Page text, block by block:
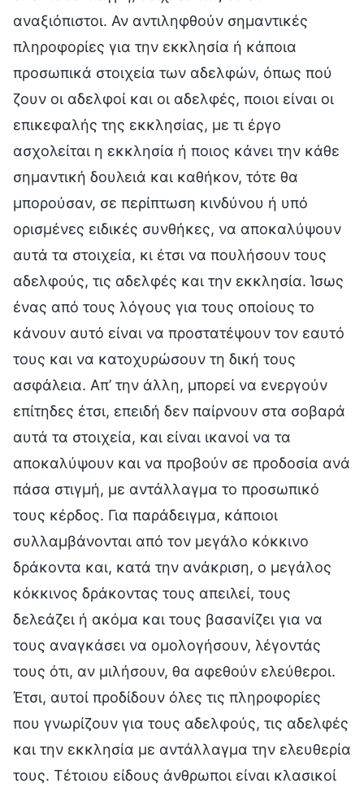
αναξιόπιστοι. Αν αντιληφθούν σημαντικές
πληροφορίες για την εκκλησία ή κάποια
προσωπικά στοιχεία των αδελφών, όπως πού
ζουν οι αδελφοί και οι αδελφές, ποιοι είναι οι
επικεφαλής της εκκλησίας, με τι έργο
ασχολείται η εκκλησία ή ποιος κάνει την κάθε
σημαντική δουλειά και καθήκον, τότε θα
μπορούσαν, σε περίπτωση κινδύνου ή υπό
ορισμένες ειδικές συνθήκες, να αποκαλύψουν
αυτά τα στοιχεία, κι έτσι να πουλήσουν τους
αδελφούς, τις αδελφές και την εκκλησία. Ίσως
ένας από τους λόγους για τους οποίους το
κάνουν αυτό είναι να προστατέψουν τον εαυτό
τους και να κατοχυρώσουν τη δική τους
ασφάλεια. Απ’ την άλλη, μπορεί να ενεργούν
επίτηδες έτσι, επειδή δεν παίρνουν στα σοβαρά
αυτά τα στοιχεία, και είναι ικανοί να τα
αποκαλύψουν και να προβούν σε προδοσία ανά
πάσα στιγμή, με αντάλλαγμα το προσωπικό
τους κέρδος. Για παράδειγμα, κάποιοι
συλλαμβάνονται από τον μεγάλο κόκκινο
δράκοντα και, κατά την ανάκριση, ο μεγάλος
κόκκινος δράκοντας τους απειλεί, τους
δελεάζει ή ακόμα και τους βασανίζει για να
τους αναγκάσει να ομολογήσουν, λέγοντάς
τους ότι, αν μιλήσουν, θα αφεθούν ελεύθεροι.
Έτσι, αυτοί προδίδουν όλες τις πληροφορίες
που γνωρίζουν για τους αδελφούς, τις αδελφές
και την εκκλησία με αντάλλαγμα την ελευθερία
τους. Τέτοιου είδους άνθρωποι είναι κλασικοί